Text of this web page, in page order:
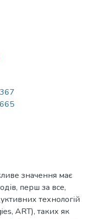
значення має
перш за все,
технологій
ART), таких як